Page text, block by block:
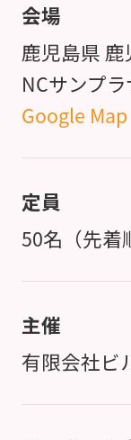
会場
鹿児島県
NCサンプ
Google Map
定員
50名（先着
主催
有限会社ビ